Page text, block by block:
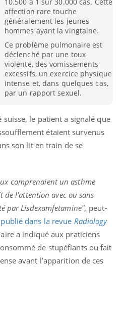
affection rare touche
généralement les jeunes
hommes ayant la vingtaine.
Ce problème pulmonaire est
déclenché par une toux
violente, des vomissements
excessifs, un exercice physique
intense et, dans quelques cas,
par un rapport sexuel.
suisse, le patient a signalé que
étaient survenus
son lit en train de se
comprenaient un asthme
l'attention avec ou sans
par Lisdexamfetamine", peut-
dans la revue Radiology
a indiqué aux praticiens
de stupéfiants ou fait
avant l’apparition de ces